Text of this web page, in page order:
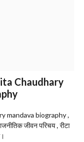
Rita Chaudhary
mandava biography ,
जीवन परिचय , रीटा